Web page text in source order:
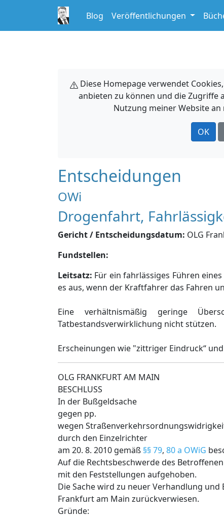
Blog Veröffentlichungen
Diese Homepage verwendet
anbieten zu können und die Zugriffe
Nutzung meiner Website
OK
Entscheidungen
OWi
Drogenfahrt,
Gericht / Entscheidungsdatum: OLG
Fundstellen:
Leitsatz: Für ein fahrlässiges Führen
es aus, wenn der Kraftfahrer das Fahren
Eine verhältnismäßig geringe
Tatbestandsverwirklichung nicht stützen.
Erscheinungen wie "zittriger Eindruck“
OLG FRANKFURT AM MAIN
BESCHLUSS
In der Bußgeldsache
gegen pp.
wegen
durch den Einzelrichter
am 20. 8. 2010 gemäß §§ 79, 80 a OWiG
Auf die Rechtsbeschwerde des
mit den Feststellungen aufgehoben.
Die Sache wird zu neuer Verhandlung
Frankfurt am Main zurückverwiesen.
Gründe: